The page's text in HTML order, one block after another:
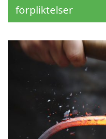
förpliktelser